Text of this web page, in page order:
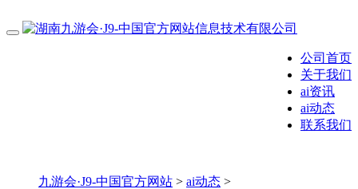
公司首页
关于我们
ai资讯
ai动态
联系我们
九游会·J9-中国官方网站 > ai动态 >